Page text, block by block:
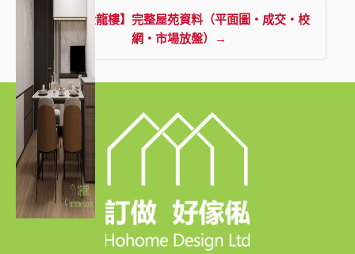
查看【金龍樓】完整屋苑資料（平面圖・成交・校
網・市場放盤）→